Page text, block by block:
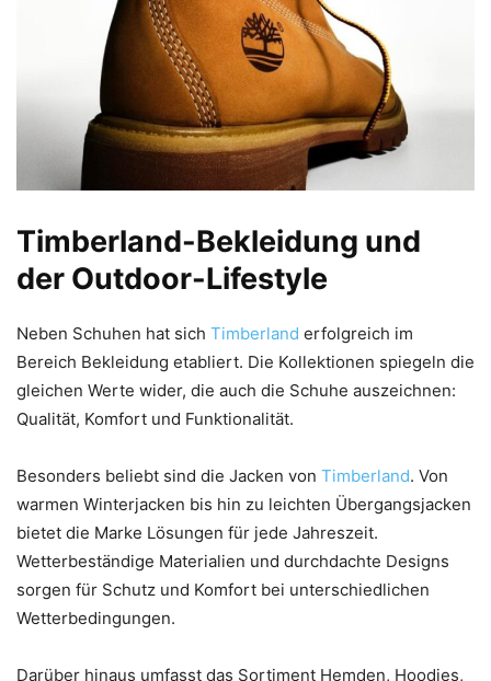
Timberland-Bekleidung und
der Outdoor-Lifestyle
Neben Schuhen hat sich Timberland erfolgreich im
Bereich Bekleidung etabliert. Die Kollektionen spiegeln die
gleichen Werte wider, die auch die Schuhe auszeichnen:
Qualität, Komfort und Funktionalität.
Besonders beliebt sind die Jacken von Timberland. Von
warmen Winterjacken bis hin zu leichten Übergangsjacken
bietet die Marke Lösungen für jede Jahreszeit.
Wetterbeständige Materialien und durchdachte Designs
sorgen für Schutz und Komfort bei unterschiedlichen
Wetterbedingungen.
Darüber hinaus umfasst das Sortiment Hemden, Hoodies,